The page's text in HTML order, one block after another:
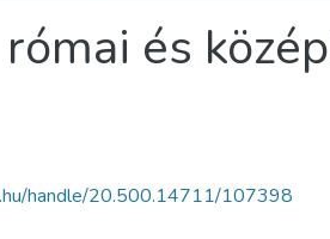
és
handle/20.500.14711/107398